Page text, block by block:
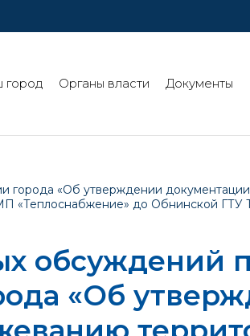
город Органы власти Документы
города «Об утверждении
МП «Теплоснабжение» до Обнинской
обсуждений
«Об